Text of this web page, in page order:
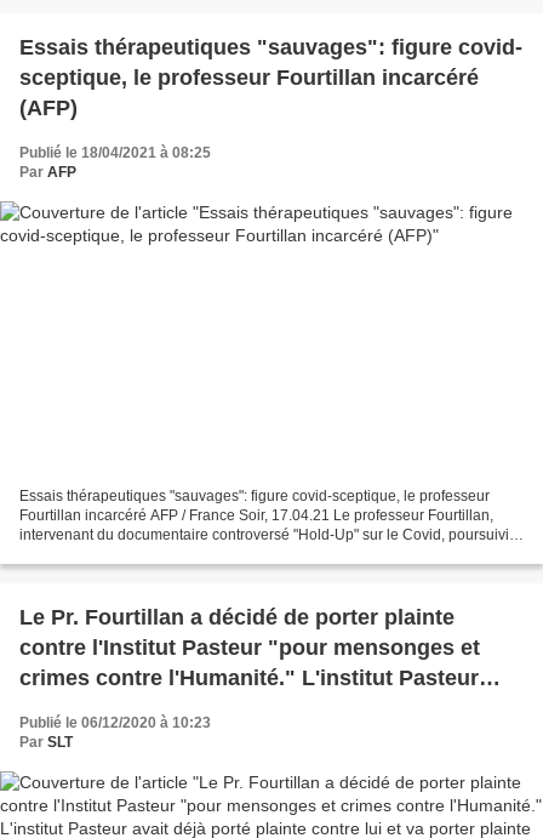
Essais thérapeutiques "sauvages": figure covid-
sceptique, le professeur Fourtillan incarcéré
(AFP)
Publié le 18/04/2021 à 08:25
Par AFP
Essais thérapeutiques "sauvages": figure covid-sceptique, le professeur
Fourtillan incarcéré AFP / France Soir, 17.04.21 Le professeur Fourtillan,
intervenant du documentaire controversé "Hold-Up" sur le Covid, poursuivi
Le Pr. Fourtillan a décidé de porter plainte
contre l'Institut Pasteur "pour mensonges et
crimes contre l'Humanité." L'institut Pasteur
avait déjà porté plainte contre lui et va porter
plainte contre le réalisateur du documentaire
Publié le 06/12/2020 à 10:23
Par SLT